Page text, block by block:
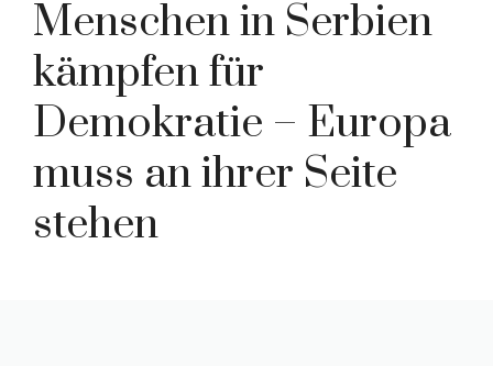
Menschen in Serbien
kämpfen für
Demokratie – Europa
muss an ihrer Seite
stehen